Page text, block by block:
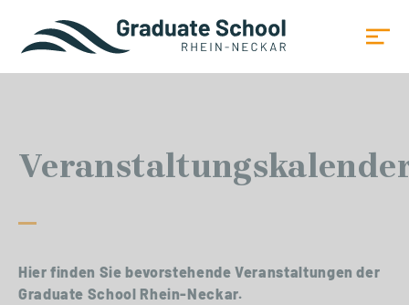
Hier finden Sie bevorstehende Veranstaltungen der
Graduate School Rhein-Neckar.